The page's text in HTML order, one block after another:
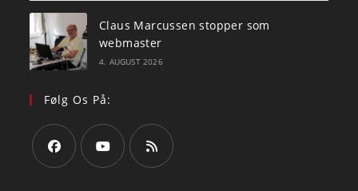
Claus Marcussen stopper som
webmaster
4. AUGUST 2026
Følg Os På: